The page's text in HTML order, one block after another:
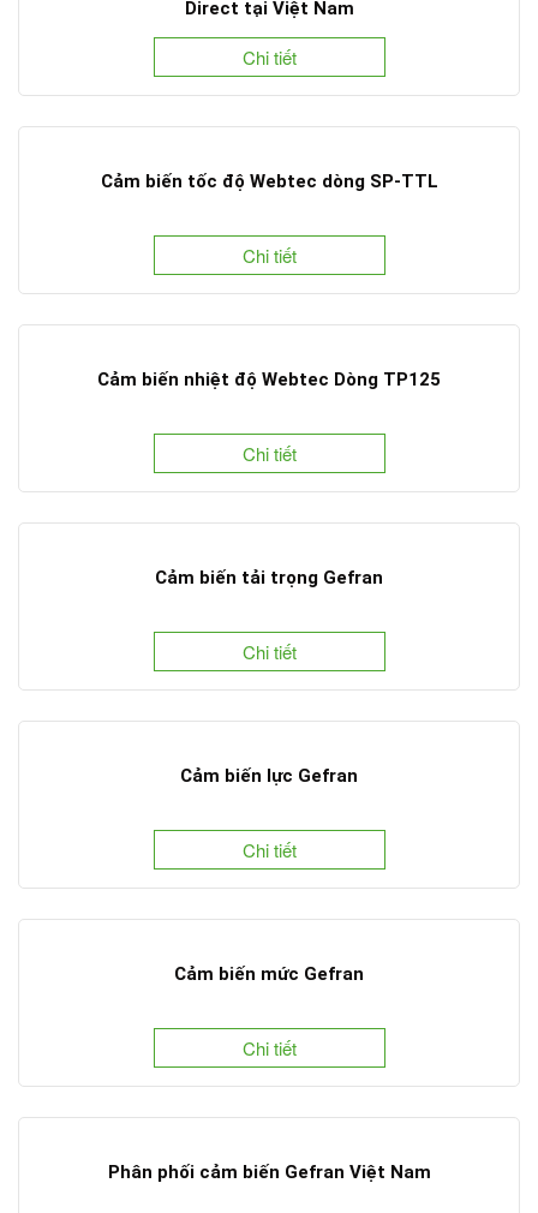
Direct tại Việt Nam
Chi tiết
Cảm biến tốc độ Webtec dòng SP-TTL
Chi tiết
Cảm biến nhiệt độ Webtec Dòng TP125
Chi tiết
Cảm biến tải trọng Gefran
Chi tiết
Cảm biến lực Gefran
Chi tiết
Cảm biến mức Gefran
Chi tiết
Phân phối cảm biến Gefran Việt Nam